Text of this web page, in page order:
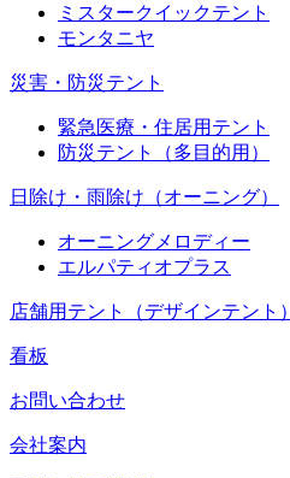
ミスタークイックテント
モンタニヤ
災害・防災テント
緊急医療・住居用テント
防災テント（多目的用）
日除け・雨除け（オーニング）
オーニングメロディー
エルパティオプラス
店舗用テント（デザインテント）
看板
お問い合わせ
会社案内